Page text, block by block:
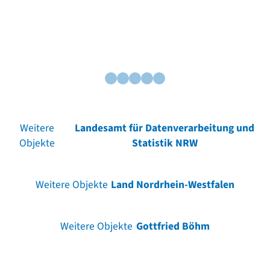
Weitere
Objekte
Landesamt für Datenverarbeitung und
Statistik NRW
Weitere Objekte Land Nordrhein-Westfalen
Weitere Objekte Gottfried Böhm